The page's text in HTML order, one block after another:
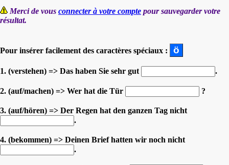
Merci de vous connecter à votre compte pour sauvegarder votre
résultat.
Pour insérer facilement des caractères spéciaux :
1. (verstehen) => Das haben Sie sehr gut .
2. (auf/machen) => Wer hat die Tür ?
3. (auf/hören) => Der Regen hat den ganzen Tag nicht
.
4. (bekommen) => Deinen Brief hatten wir noch nicht
.